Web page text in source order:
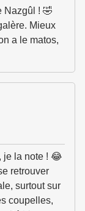
Nazgûl ! 🤣
Mieux
a le matos,
je la note ! 😂
retrouver
surtout sur
coupelles,